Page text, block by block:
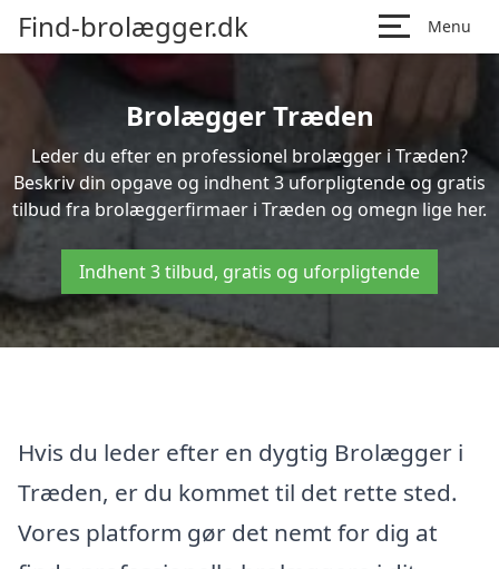
Find-brolægger.dk Menu
Brolægger Træden
Leder du efter en professionel brolægger i Træden?
Beskriv din opgave og indhent 3 uforpligtende og gratis
tilbud fra brolæggerfirmaer i Træden og omegn lige her.
Indhent 3 tilbud, gratis og uforpligtende
Hvis du leder efter en dygtig Brolægger i
Træden, er du kommet til det rette sted.
Vores platform gør det nemt for dig at